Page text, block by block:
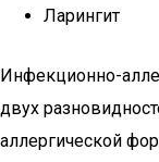
Ларингит
Инфекционно-
двух
аллергической